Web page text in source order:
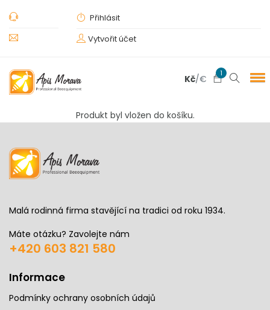
Přihlásit
Vytvořit účet
Kč/€ 1
Produkt byl vložen do košíku.
Malá rodinná firma stavějící na tradici od roku 1934.
Máte otázku? Zavolejte nám
+420 603 821 580
Informace
Podmínky ochrany osobních údajů